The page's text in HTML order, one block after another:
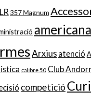
357 Magnum
Arxius atenció
calibre 50 Club
competició